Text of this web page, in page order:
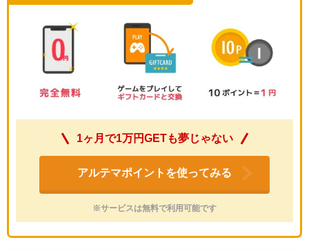
1ヶ月で1万円GETも夢じゃない
アルテマポイントを使ってみる
※サービスは無料で利用可能です